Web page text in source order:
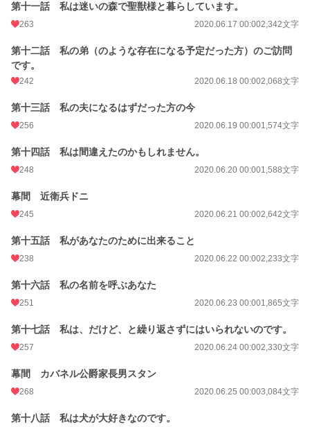
第十一話 私は迷いの森で聖獣様と暮らしています。
263 2020.06.17 00:002,342文字
第十二話 私の弟（のような存在になる予定だった方）のご訪問
です。
242 2020.06.18 00:002,068文字
第十三話 私の夫になるはずだった方の今
256 2020.06.19 00:001,574文字
第十四話 私は間違えたのかもしれません。
248 2020.06.20 00:001,588文字
幕間 近衛兵ドニ
245 2020.06.21 00:002,642文字
第十五話 私があなたのために出来ること
238 2020.06.22 00:002,233文字
第十六話 私の名前を呼ぶあなた
251 2020.06.23 00:001,865文字
第十七話 私は、だけど、と繰り返さずにはいられないのです。
257 2020.06.24 00:002,330文字
幕間 カバネル公爵家長男スタン
268 2020.06.25 00:003,084文字
第十八話 私は犬が大好きなのです。